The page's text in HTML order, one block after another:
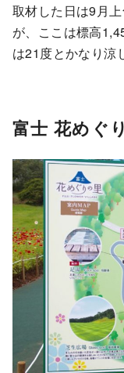
取材した日は9月
が、ここは標高
は21度とかなり涼
富士 花めぐ